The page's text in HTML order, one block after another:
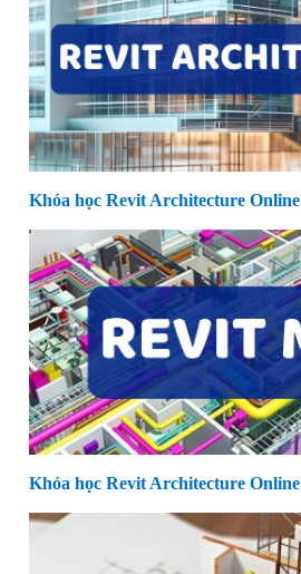
Khóa học Revit Architecture Online
Khóa học Revit Architecture Online